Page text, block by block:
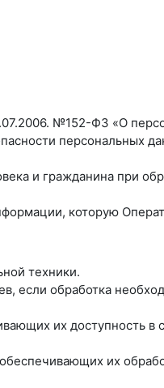
№152-ФЗ «О
персональных
и гражданина при
которую
техники.
если обработка
их доступность в
их